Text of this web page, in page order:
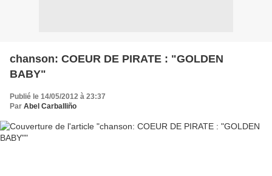
chanson: COEUR DE PIRATE : "GOLDEN
BABY"
Publié le 14/05/2012 à 23:37
Par Abel Carballiño